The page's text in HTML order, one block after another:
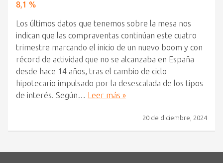
8,1 %
Los últimos datos que tenemos sobre la mesa nos
indican que las compraventas continúan este cuatro
trimestre marcando el inicio de un nuevo boom y con
récord de actividad que no se alcanzaba en España
desde hace 14 años, tras el cambio de ciclo
hipotecario impulsado por la desescalada de los tipos
de interés. Según… Leer más »
20 de diciembre, 2024